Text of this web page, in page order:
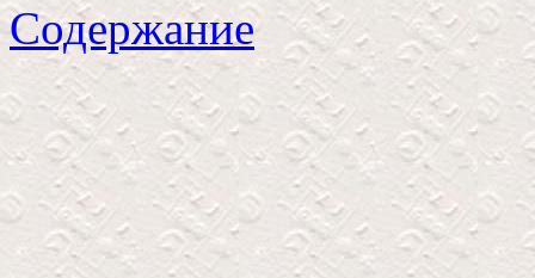
Содержание